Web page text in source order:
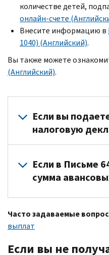
количестве детей,
онлайн-счете
Внесите информацию в
1040) (Английский).
Вы также можете
(Английский).
Если вы
налоговую
Для сверки авансовых
Если в Письме
сумма
Если общая сумма
Часто задаваемые
выплат
Если вы не